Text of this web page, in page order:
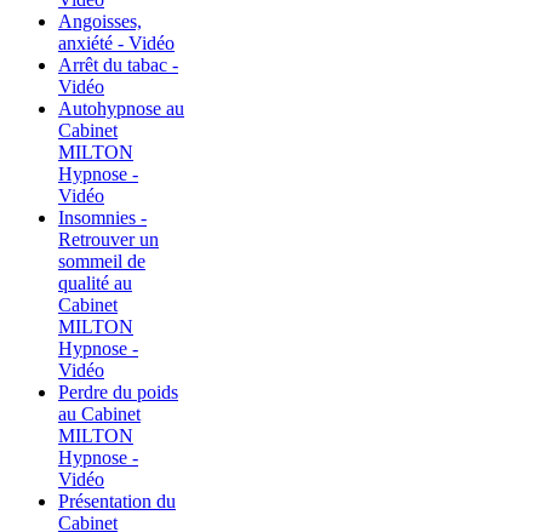
Angoisses,
anxiété - Vidéo
Arrêt du tabac -
Vidéo
Autohypnose au
Cabinet
MILTON
Hypnose -
Vidéo
Insomnies -
Retrouver un
sommeil de
qualité au
Cabinet
MILTON
Hypnose -
Vidéo
Perdre du poids
au Cabinet
MILTON
Hypnose -
Vidéo
Présentation du
Cabinet